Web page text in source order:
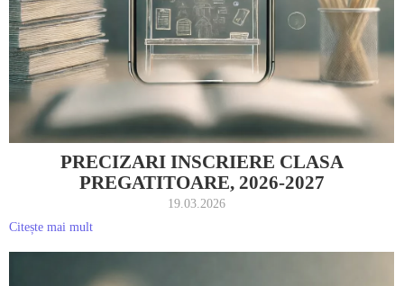
PRECIZARI INSCRIERE CLASA
PREGATITOARE, 2026-2027
19.03.2026
Citește mai mult